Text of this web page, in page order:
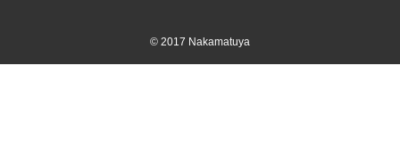
© 2017 Nakamatuya